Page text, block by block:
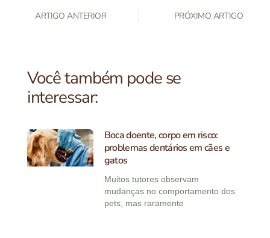
ARTIGO ANTERIOR PRÓXIMO ARTIGO
Você também pode se
interessar:
Boca doente, corpo em risco:
problemas dentários em cães e
gatos
Muitos tutores observam
mudanças no comportamento dos
pets, mas raramente